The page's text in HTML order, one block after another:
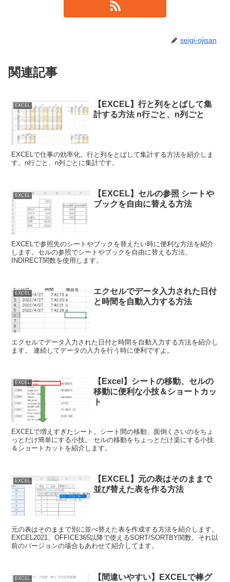
seigi-ojisan
関連記事
EXCEL
【EXCEL】行と列をとばして集
計する方法 n行ごと、n列ごと
EXCELで仕事の効率化。行と列をとばして集計する方法を紹介しま
す。n行ごと、n列ごとに集計です。
EXCEL
【EXCEL】セルの参照 シートや
ブックを自由に替える方法
EXCELで参照先のシートやブックを替えたい時に便利な方法を紹介
します。セルの参照でシートやブックを自由に替える方法、
INDIRECT関数を使用します。
EXCEL
エクセルでデータ入力された日付
と時間を自動入力する方法
エクセルでデータ入力された日付と時間を自動入力する方法を紹介し
ます。 連続してデータの入力を行う時に便利ですよ。
EXCEL
【Excel】シートの移動、セルの
移動に便利な小技＆ショートカッ
ト
EXCELで増えすぎたシート。シート間の移動、面倒くさいのをちょ
っとだけ簡単にする小技。 セルの移動をちょっとだけ楽にする小技
＆ショートカットを紹介します。
EXCEL
【EXCEL】元の表はそのままで
並び替えた表を作る方法
元の表はそのままで別に並べ替えた表を作成する方法を紹介します。
EXCEL2021、OFFICE365以降で使えるSORT/SORTBY関数。それ以
前のバージョンの場合もあわせて紹介してます。
EXCEL
【間違いやすい】EXCELで棒グ